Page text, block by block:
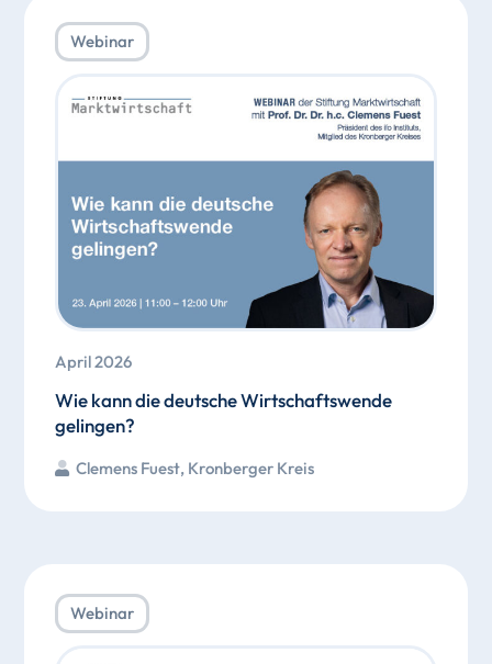
Webinar
April 2026
Wie kann die deutsche Wirtschaftswende
gelingen?
Clemens Fuest, Kronberger Kreis
Webinar